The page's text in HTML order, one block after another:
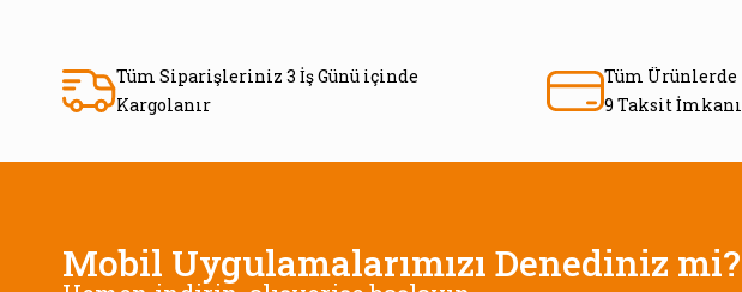
Tüm Siparişleriniz 3 İş Günü içinde
Kargolanır
Tüm Ürünlerde
9 Taksit İmkanı
Mobil Uygulamalarımızı Denediniz mi?